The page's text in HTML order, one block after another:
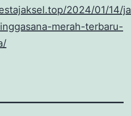
2024/01/14/
merah-terbaru-